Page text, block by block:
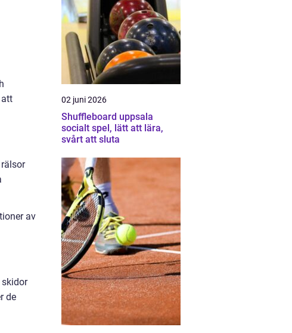
att
av
de
02 juni 2026
Shuffleboard uppsala
socialt spel, lätt att lära,
svårt att sluta